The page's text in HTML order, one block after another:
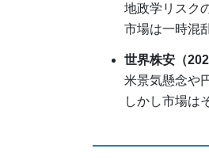
地政学リスク
市場は一時混
世界株安（
米景気懸念や
しかし市場は